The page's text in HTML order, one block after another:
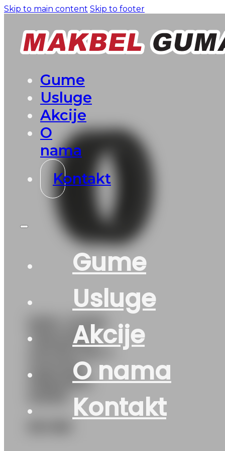
Skip to main content Skip to footer
Gume
Usluge
Akcije
O
nama
Kontakt
Gume
Usluge
Akcije
O nama
Kontakt
KAM. GUMA
TRACMAX
149/146L –
PREDNJA